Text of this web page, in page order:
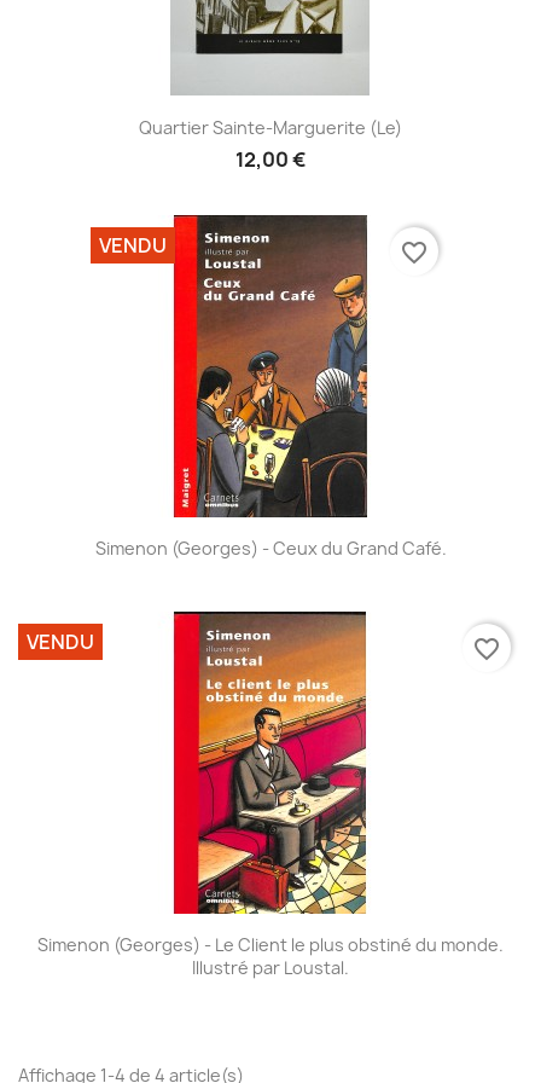
Quartier Sainte-Marguerite (Le)
12,00 €
Simenon (Georges) - Ceux du Grand Café.
VENDU favorite_border
Simenon (Georges) - Le Client le plus obstiné du monde.
Illustré par Loustal.
VENDU favorite_border
Affichage 1-4 de 4 article(s)